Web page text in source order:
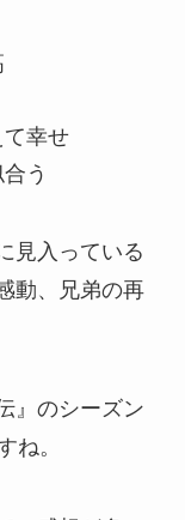
幸せ
う
見入っている
動、兄弟の再
』のシーズン
ね。